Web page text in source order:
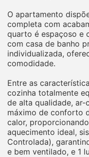
O apartamento
completa com
quarto é espaçoso e
com casa de banho
individualizada,
comodidade.
Entre as
cozinha totalmente
de alta qualidade,
máximo de conforto
calor,
aquecimento ideal,
Controlada),
e bem ventilado, e 1